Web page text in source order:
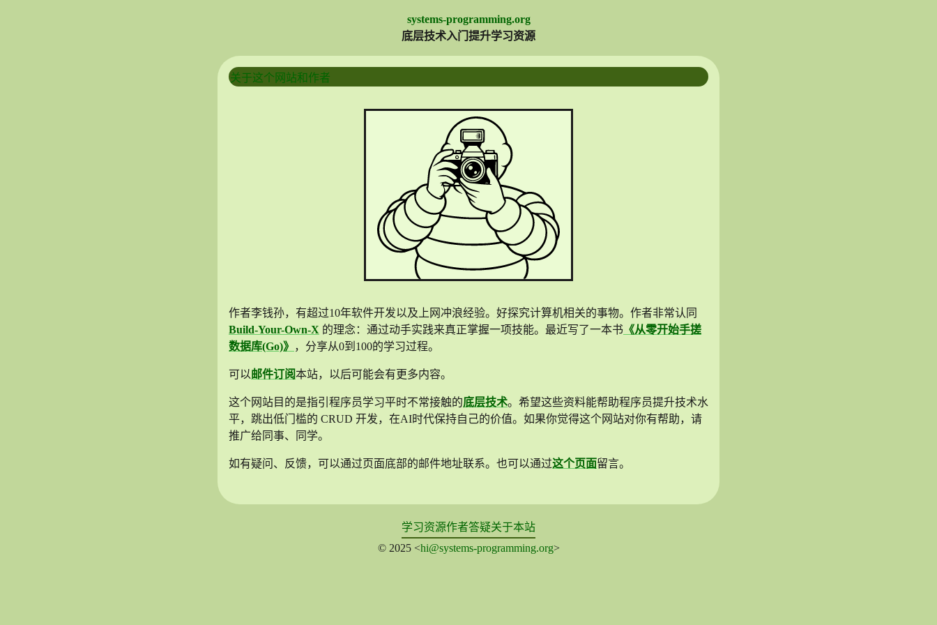
systems-programming.org
底层技术入门提升学习资源
关于这个网站和作者
作者李钱孙，有超过10年软件开发以及上网冲浪经验。好探究计算机相关的事物。作者非常认同
Build-Your-Own-X 的理念：通过动手实践来真正掌握一项技能。最近写了一本书 《从零开始手搓
数据库(Go)》 ，分享从0到100的学习过程。
可以邮件订阅本站，以后可能会有更多内容。
这个网站目的是指引程序员学习平时不常接触的底层技术。希望这些资料能帮助程序员提升技术水
平，跳出低门槛的 CRUD 开发，在AI时代保持自己的价值。如果你觉得这个网站对你有帮助，请
推广给同事、同学。
如有疑问、反馈，可以通过页面底部的邮件地址联系。也可以通过这个页面留言。
学习资源作者答疑关于本站
© 2025 <hi@systems-programming.org>